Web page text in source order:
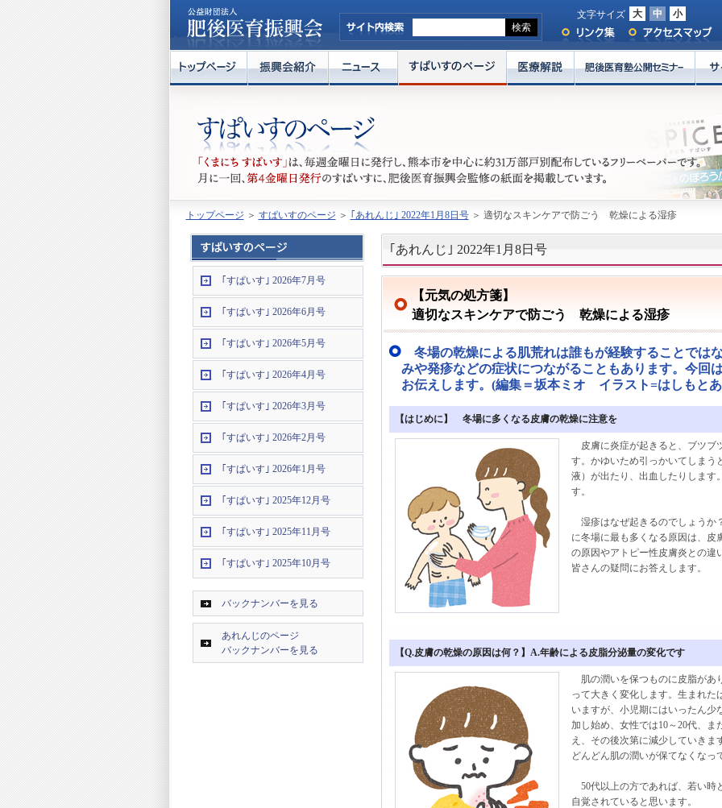
文字サイズ 大 中 小
トップページ ＞ すぱいすのページ ＞ ｢あれんじ｣ 2022年1月8日号＞ 適切なスキンケアで防ごう 乾燥による湿疹
｢すぱいす｣ 2026年7月号
｢すぱいす｣ 2026年6月号
｢すぱいす｣ 2026年5月号
｢すぱいす｣ 2026年4月号
｢すぱいす｣ 2026年3月号
｢すぱいす｣ 2026年2月号
｢すぱいす｣ 2026年1月号
｢すぱいす｣ 2025年12月号
｢すぱいす｣ 2025年11月号
｢すぱいす｣ 2025年10月号
バックナンバーを見る
あれんじのページ
バックナンバーを見る
｢あれんじ｣ 2022年1月8日号
【元気の処方箋】
適切なスキンケアで防ごう 乾燥による湿疹
冬場の乾燥による肌荒れは誰もが経験することでは
みや発疹などの症状につながることもあります。今回
お伝えします。(編集＝坂本ミオ イラスト=はしもと
【はじめに】 冬場に多くなる皮膚の乾燥に注意を
皮膚に炎症が起きると、ブツブ
す。かゆいため引っかいてしまう
液）が出たり、出血したりします
す。
湿疹はなぜ起きるのでしょう
に冬場に最も多くなる原因は、皮
の原因やアトピー性皮膚炎との違
皆さんの疑問にお答えします。
【Q.皮膚の乾燥の原因は何？】A.年齢による皮脂分泌量の変化です
肌の潤いを保つものに皮脂があ
って大きく変化します。生まれ
いますが、小児期にはいったん少
加し始め、女性では10～20代、ま
え、その後次第に減少していきま
どんどん肌の潤いが保てなくなっ
50代以上の方であれば、若い時
自覚されていると思います。